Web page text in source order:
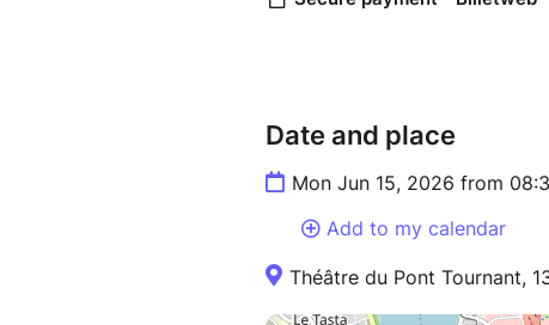
Date and place
Mon Jun 15, 2026 from
Add to my calendar
Théâtre du Pont Tournant,